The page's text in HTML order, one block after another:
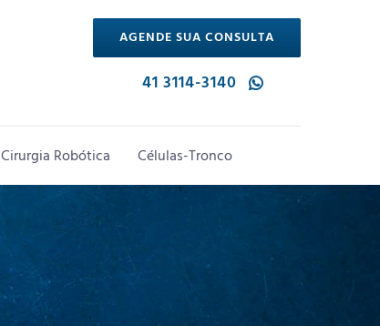
AGENDE SUA CONSULTA
41 3114-3140
Cirurgia Robótica Células-Tronco